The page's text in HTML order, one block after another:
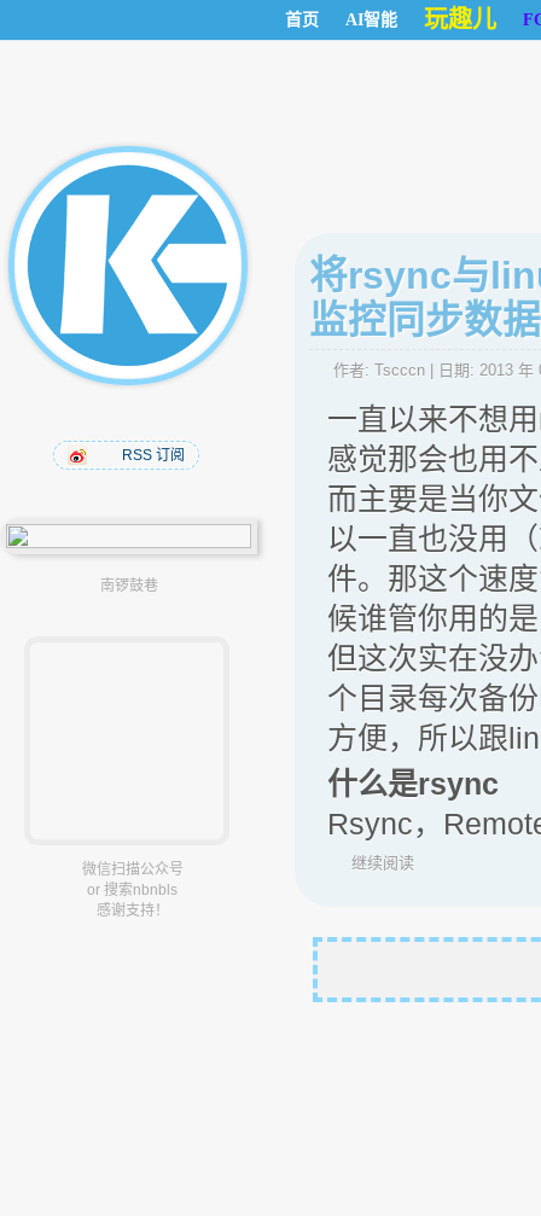
首页 AI智能 玩趣儿
RSS 订阅
南锣鼓巷
微信扫描公众号
or 搜索nbnbls
感谢支持！
将rsync与
监控同步数
作者: Tscccn | 日期: 2013 年
一直以来不想
感觉那会也用
而主要是当你
以一直也没用
件。那这个速
候谁管你用的
但这次实在没
个目录每次备
方便，所以跟
什么是rsync
Rsync，
继续阅读